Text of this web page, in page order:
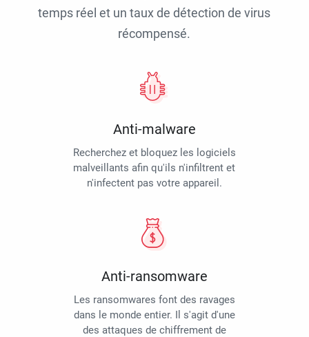
temps réel et un taux de détection de virus
récompensé.
Anti-malware
Recherchez et bloquez les logiciels
malveillants afin qu'ils n'infiltrent et
n'infectent pas votre appareil.
Anti-ransomware
Les ransomwares font des ravages
dans le monde entier. Il s'agit d'une
des attaques de chiffrement de